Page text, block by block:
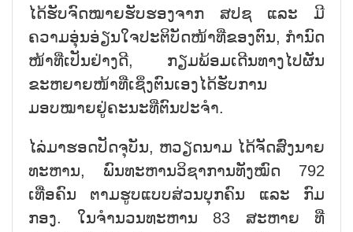
ໄດ້ຮັບຈົດໝາຍຮັບຮອງຈາກ ສປຊ ແລະ ມີ
ຄວາມອຸ່ນອ່ຽນໃຈປະຕິບັດໜ້າທີ່ຂອງຕົນ, ກຳນົດ
ໜ້າທີ່ເປັນຢ່າງດີ, ກຽມພ້ອມເດີນທາງໄປຜັນ
ຂະຫຍາຍໜ້າທີ່ເຊິ່ງຕົນເອງໄດ້ຮັບການ
ມອບໝາຍຢູ່ຄະນະທີ່ຕົນປະຈຳ.
ໄລ່ມາຮອດປັດຈຸບັນ, ຫວຽດນາມ ໄດ້ຈັດສົ່ງນາຍ
ທະຫານ, ພົນທະຫານວິຊາການທັງໝົດ 792
ເທື່ອຄົນ ຕາມຮູບແບບສ່ວນບຸກຄົນ ແລະ ກົມ
ກອງ. ໃນຈຳນວນທະຫານ 83 ສະຫາຍ ທີ່